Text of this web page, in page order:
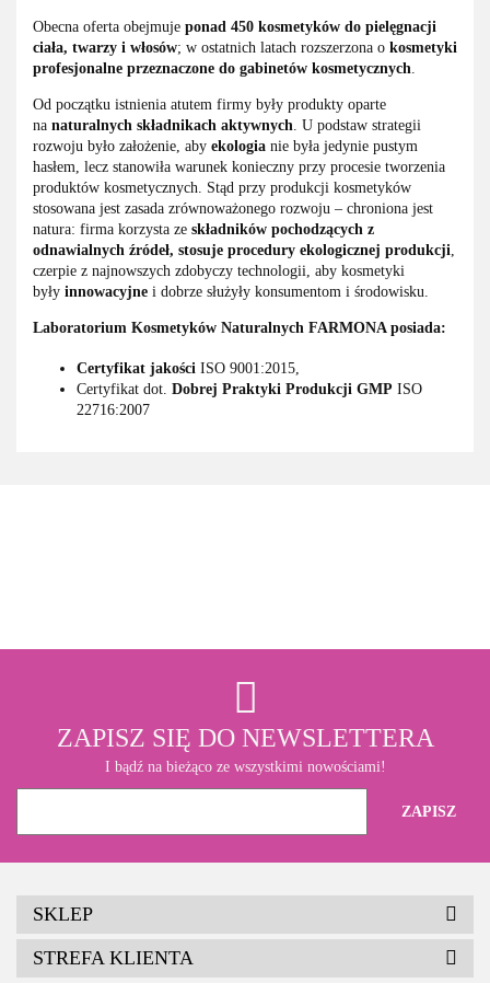
Obecna oferta obejmuje ponad 450 kosmetyków do pielęgnacji
ciała, twarzy i włosów; w ostatnich latach rozszerzona o kosmetyki
profesjonalne przeznaczone do gabinetów kosmetycznych
Od początku istnienia atutem firmy były produkty oparte
na naturalnych składnikach aktywnych . U podstaw strategii
rozwoju było założenie, aby ekologia nie była jedynie pustym
hasłem, lecz stanowiła warunek konieczny przy procesie tworzenia
produktów kosmetycznych. Stąd przy produkcji kosmetyków
stosowana jest zasada zrównoważonego rozwoju – chroniona jest
natura: firma korzysta ze składników pochodzących z
odnawialnych źródeł, stosuje procedury ekologicznej produkcji
czerpie z najnowszych zdobyczy technologii, aby kosmetyki
były innowacyjne i dobrze służyły konsumentom i środowisku.
Laboratorium Kosmetyków Naturalnych FARMONA posiada:
Certyfikat jakości ISO 9001:2015,
Certyfikat dot. Dobrej Praktyki Produkcji GMP ISO
22716:2007
ZAPISZ SIĘ DO NEWSLETTERA
I bądź na bieżąco ze wszystkimi nowościami!
SKLEP
STREFA KLIENTA